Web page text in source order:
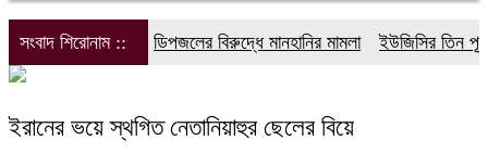
সংবাদ শিরোনাম :: ডিপজলের বিরুদ্ধে মানহানির মামলা ইউজিসির তিন
ইরানের ভয়ে স্থগিত নেতানিয়াহুর ছেলের বিয়ে